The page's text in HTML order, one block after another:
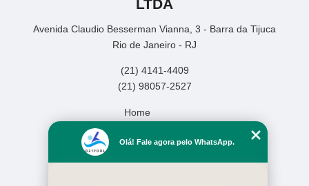
LTDA
Avenida Claudio Besserman Vianna, 3 - Barra da Tijuca
Rio de Janeiro - RJ
(21) 4141-4409
(21) 98057-2527
Home
Missão
Olá! Fale agora pelo WhatsApp.